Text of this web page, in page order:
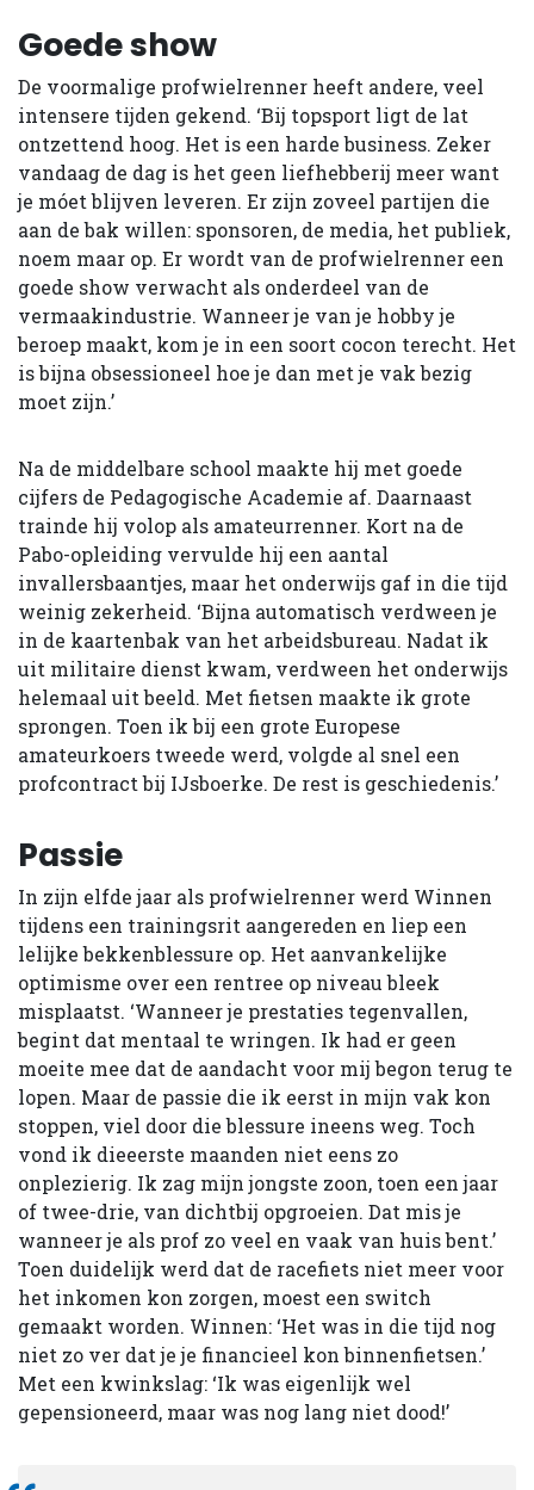
Goede show
De voormalige profwielrenner heeft andere, veel
intensere tijden gekend. ‘Bij topsport ligt de lat
ontzettend hoog. Het is een harde business. Zeker
vandaag de dag is het geen liefhebberij meer want
je móet blijven leveren. Er zijn zoveel partijen die
aan de bak willen: sponsoren, de media, het publiek,
noem maar op. Er wordt van de profwiel­renner een
goede show verwacht als onderdeel van de
vermaakindustrie. Wanneer je van je hobby je
beroep maakt, kom je in een soort cocon terecht. Het
is bijna obsessioneel hoe je dan met je vak bezig
moet zijn.’
Na de middelbare school maakte hij met goede
cijfers de Pedagogische Academie af. Daarnaast
trainde hij volop als amateur­renner. Kort na de
Pabo-opleiding vervulde hij een aantal
invallersbaantjes, maar het onderwijs gaf in die tijd
weinig zekerheid. ‘Bijna automatisch verdween je
in de kaartenbak van het arbeidsbureau. Nadat ik
uit militaire dienst kwam, verdween het onderwijs
helemaal uit beeld. Met fietsen maakte ik grote
sprongen. Toen ik bij een grote Europese
amateurkoers tweede werd, volgde al snel een
profcontract bij IJsboerke. De rest is geschiedenis.’
Passie
In zijn elfde jaar als profwielrenner werd Winnen
tijdens een trainingsrit aangereden en liep een
lelijke bekkenblessure op. Het aanvankelijke
optimisme over een rentree op niveau bleek
misplaatst. ‘Wanneer je prestaties tegenvallen,
begint dat mentaal te wringen. Ik had er geen
moeite mee dat de aandacht voor mij begon terug te
lopen. Maar de passie die ik eerst in mijn vak kon
stoppen, viel door die blessure ineens weg. Toch
vond ik dieeerste maanden niet eens zo
onplezierig. Ik zag mijn jongste zoon, toen een jaar
of twee-drie, van dichtbij opgroeien. Dat mis je
wanneer je als prof zo veel en vaak van huis bent.’
Toen duidelijk werd dat de racefiets niet meer voor
het inkomen kon zorgen, moest een switch
gemaakt worden. Winnen: ‘Het was in die tijd nog
niet zo ver dat je je financieel kon binnenfietsen.’
Met een kwinkslag: ‘Ik was eigenlijk wel
gepensioneerd, maar was nog lang niet dood!’